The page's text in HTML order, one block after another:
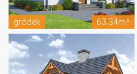
gródek 63.34m²